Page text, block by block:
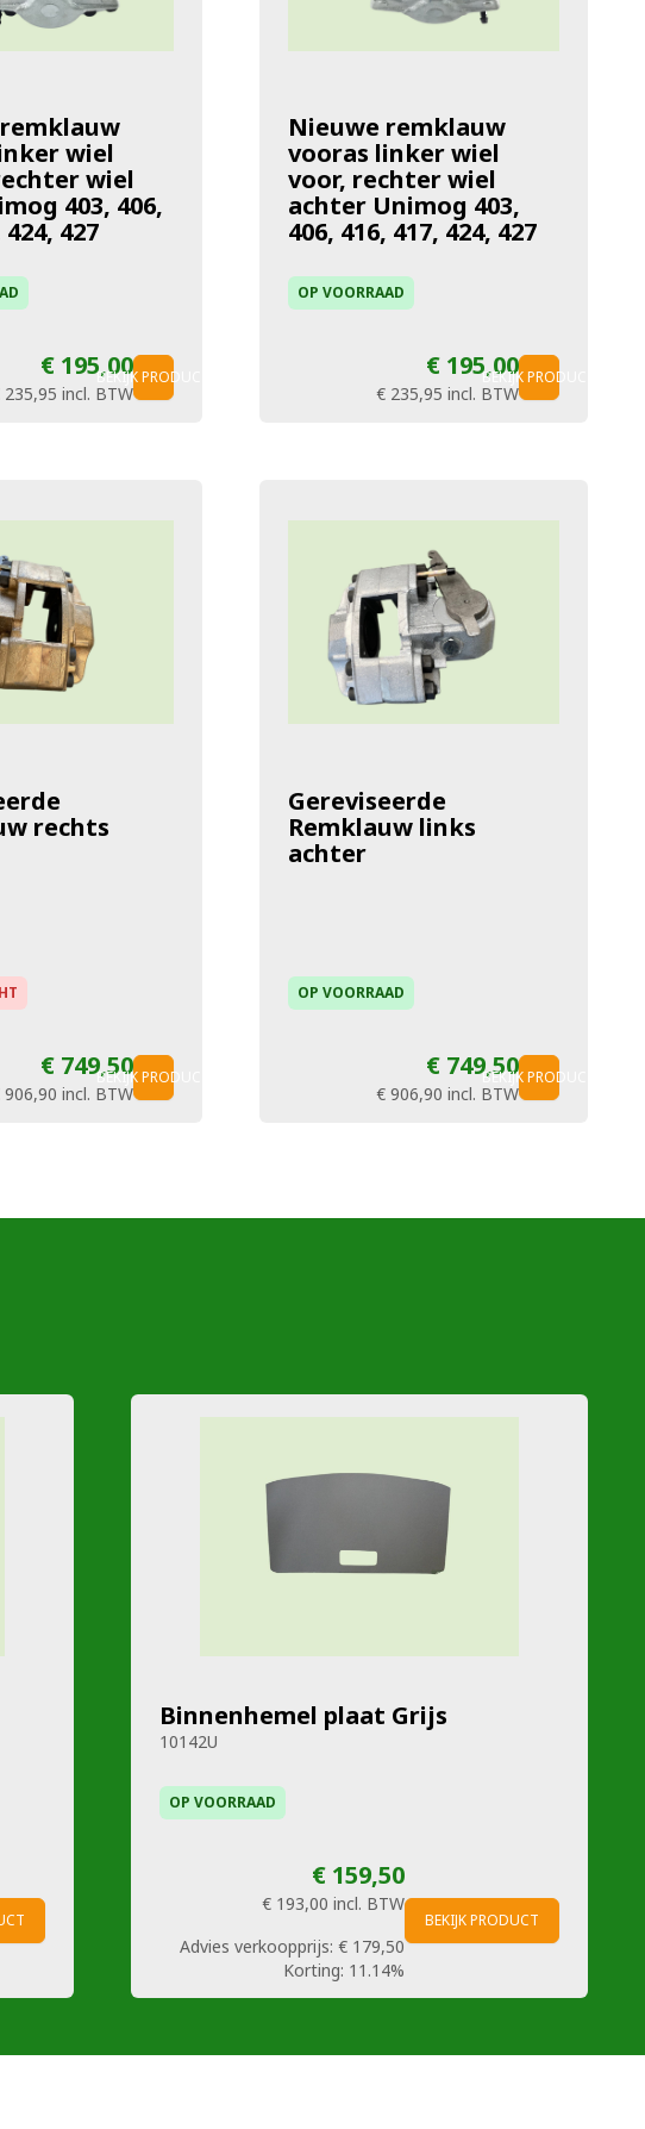
wiel
wiel
403, 406,
424, 427
€ 195,00
235,95 incl. BTW
BEKIJK PRODUCT
Nieuwe remklauw
vooras linker wiel
voor, rechter wiel
achter Unimog 403,
406, 416, 417, 424, 427
OP VOORRAAD
€ 195,00
€ 235,95 incl. BTW
BEKIJK PRODUCT
rechts
€ 749,50
906,90 incl. BTW
BEKIJK PRODUCT
Gereviseerde
Remklauw links
achter
OP VOORRAAD
€ 749,50
€ 906,90 incl. BTW
BEKIJK PRODUCT
Binnenhemel plaat Grijs
10142U
OP VOORRAAD
€ 159,50
€ 193,00 incl. BTW
Advies verkoopprijs: € 179,50
Korting: 11.14%
BEKIJK PRODUCT